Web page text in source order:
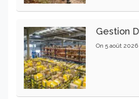
On 5 août 2026